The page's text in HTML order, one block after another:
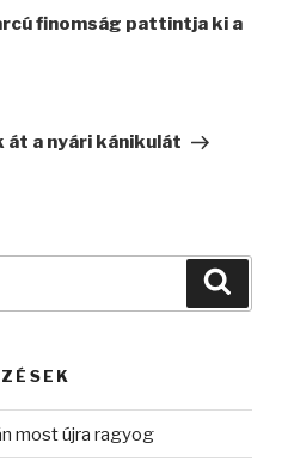
finomság pattintja ki a
át a nyári kánikulát
most újra ragyog